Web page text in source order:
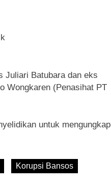
Juliari Batubara dan eks
Wongkaren (Penasihat PT
untuk mengungkap
Korupsi Bansos